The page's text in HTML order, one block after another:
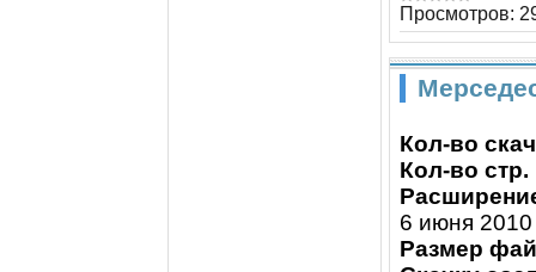
Просмотров:
Кол-во
Кол-во
6 июня 2010
Размер